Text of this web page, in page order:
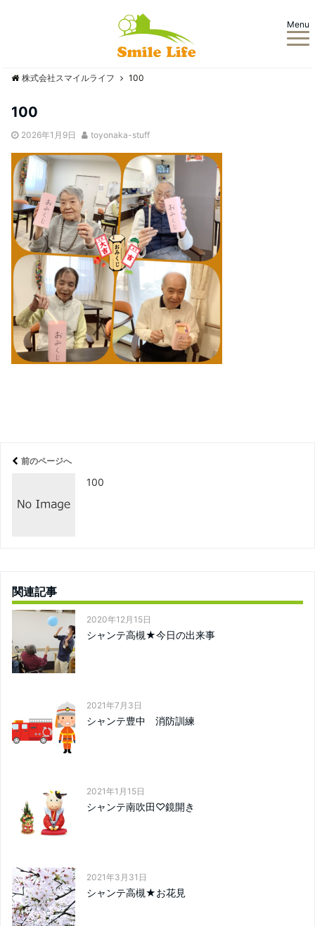
Menu
株式会社スマイルライフ 100
100
2026年1月9日 toyonaka-stuff
前のページへ
100
関連記事
2020年12月15日
シャンテ高槻★今日の出来事
2021年7月3日
シャンテ豊中 消防訓練
2021年1月15日
シャンテ南吹田♡鏡開き
2021年3月31日
シャンテ高槻★お花見